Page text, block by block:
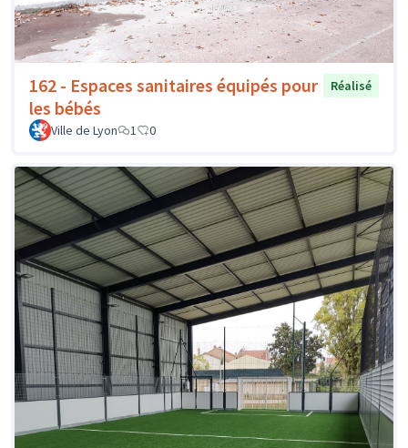
162 - Espaces sanitaires équipés pour
les bébés
Réalisé
Ville de Lyon 1 0